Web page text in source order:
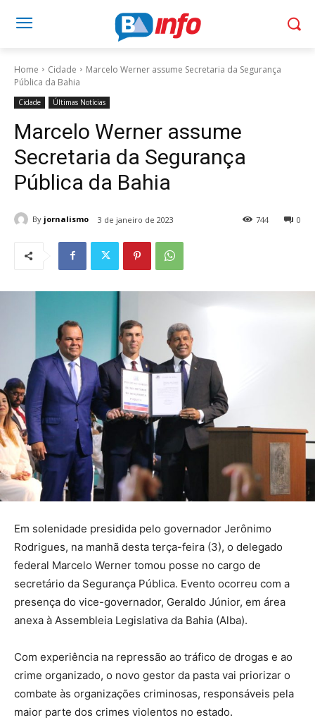
Home Cidade
Marcelo Werner assume Secretaria da Segurança
Pública da Bahia
Cidade Últimas Notícias
Marcelo Werner assume
Secretaria da Segurança
Pública da Bahia
By jornalismo 3 de janeiro de 2023 0
744
Em solenidade presidida pelo governador Jerônimo
Rodrigues, na manhã desta terça-feira (3), o delegado
federal Marcelo Werner tomou posse no cargo de
secretário da Segurança Pública. Evento ocorreu com a
presença do vice-governador, Geraldo Júnior, em área
anexa à Assembleia Legislativa da Bahia (Alba).
Com experiência na repressão ao tráfico de drogas e ao
crime organizado, o novo gestor da pasta vai priorizar o
combate às organizações criminosas, responsáveis pela
maior parte dos crimes violentos no estado.